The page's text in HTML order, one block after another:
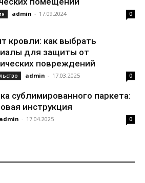
admin - 17.09.2024 0
кровли: как выбрать
для защиты от
повреждений
admin - 17.03.2025 0
сублимированного паркета:
инструкция
admin - 17.04.2025 0